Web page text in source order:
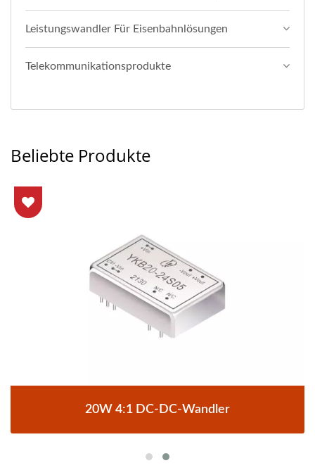
Leistungswandler Für Eisenbahnlösungen
Telekommunikationsprodukte
Beliebte Produkte
20W 4:1 DC-DC-Wandler